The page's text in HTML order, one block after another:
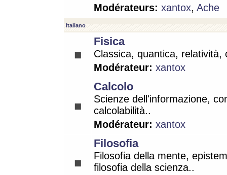
Modérateurs: xantox, Ache
Italiano
Fisica
Classica, quantica, relatività,
Modérateur: xantox
Calcolo
Scienze dell'informazione,
calcolabilità..
Modérateur: xantox
Filosofia
Filosofia della mente,
filosofia della scienza..